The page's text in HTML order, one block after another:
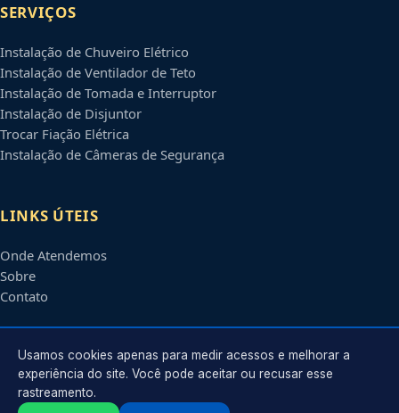
SERVIÇOS
Instalação de Chuveiro Elétrico
Instalação de Ventilador de Teto
Instalação de Tomada e Interruptor
Instalação de Disjuntor
Trocar Fiação Elétrica
Instalação de Câmeras de Segurança
LINKS ÚTEIS
Onde Atendemos
Sobre
Contato
CONTATO
Atendimento em
Usamos cookies apenas para medir acessos e melhorar a
experiência do site. Você pode aceitar ou recusar esse
rastreamento.